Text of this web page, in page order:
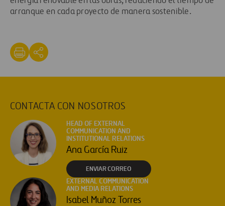
arranque en cada proyecto de manera sostenible.
CONTACTA CON NOSOTROS
HEAD OF EXTERNAL
COMMUNICATION AND
INSTITUTIONAL RELATIONS
Ana García Ruiz
ENVIAR CORREO
EXTERNAL COMMUNICATION
AND MEDIA RELATIONS
Isabel Muñoz Torres